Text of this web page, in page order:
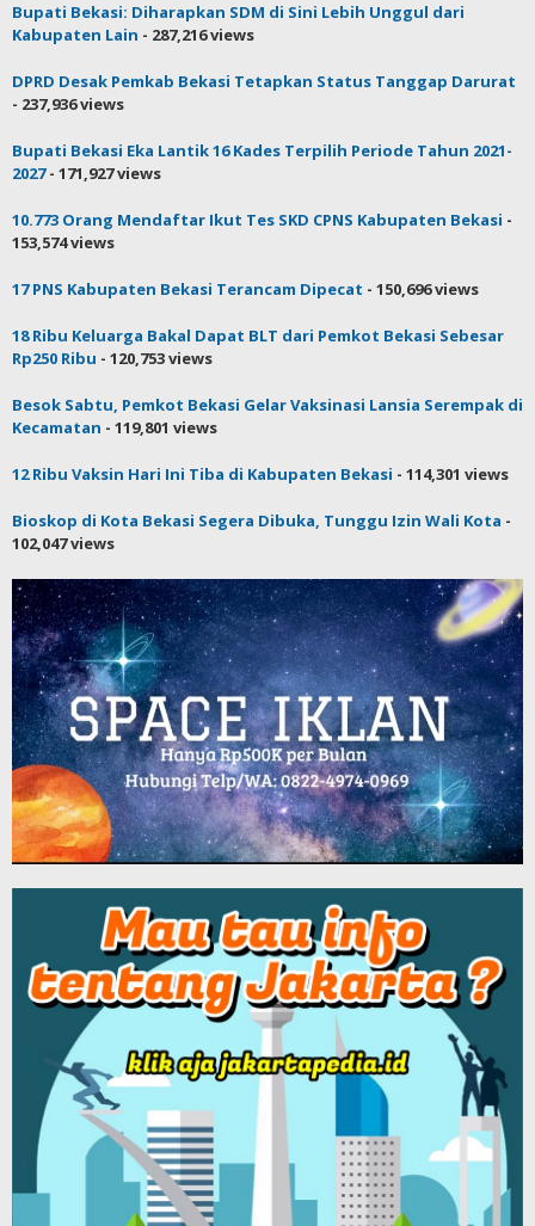
Bupati Bekasi: Diharapkan SDM di Sini Lebih Unggul dari
Kabupaten Lain - 287,216 views
DPRD Desak Pemkab Bekasi Tetapkan Status Tanggap Darurat
- 237,936 views
Bupati Bekasi Eka Lantik 16 Kades Terpilih Periode Tahun 2021-
2027- 171,927 views
10.773 Orang Mendaftar Ikut Tes SKD CPNS Kabupaten Bekasi -
153,574 views
17 PNS Kabupaten Bekasi Terancam Dipecat - 150,696 views
18 Ribu Keluarga Bakal Dapat BLT dari Pemkot Bekasi Sebesar
Rp250 Ribu - 120,753 views
Besok Sabtu, Pemkot Bekasi Gelar Vaksinasi Lansia Serempak di
Kecamatan - 119,801 views
12 Ribu Vaksin Hari Ini Tiba di Kabupaten Bekasi - 114,301 views
Bioskop di Kota Bekasi Segera Dibuka, Tunggu Izin Wali Kota -
102,047 views